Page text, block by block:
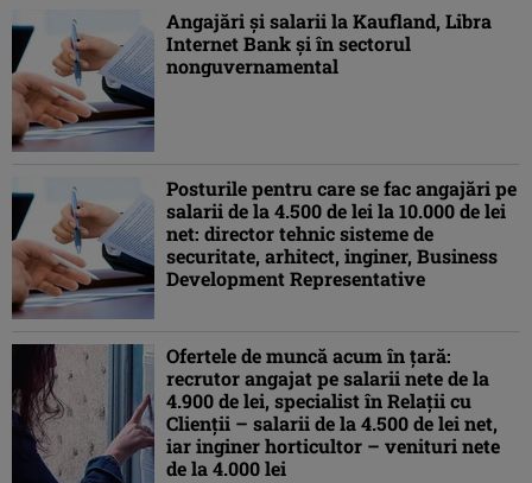
Angajări şi salarii la Kaufland, Libra
Internet Bank şi în sectorul
nonguvernamental
Posturile pentru care se fac angajări pe
salarii de la 4.500 de lei la 10.000 de lei
net: director tehnic sisteme de
securitate, arhitect, inginer, Business
Development Representative
Ofertele de muncă acum în ţară:
recrutor angajat pe salarii nete de la
4.900 de lei, specialist în Relaţii cu
Clienţii – salarii de la 4.500 de lei net,
iar inginer horticultor – venituri nete
de la 4.000 lei